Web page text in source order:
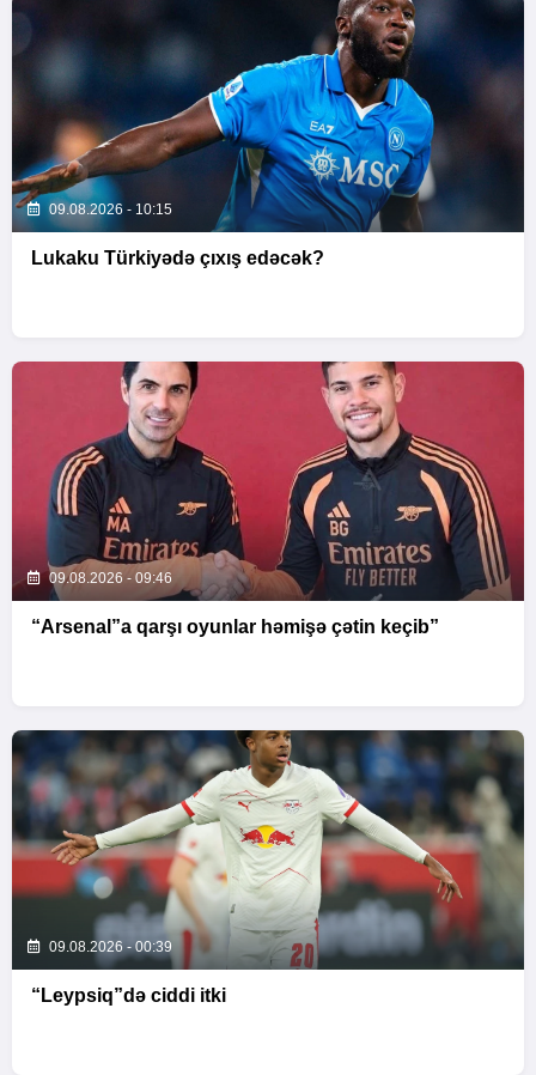
09.08.2026 - 10:15
Lukaku Türkiyədə çıxış edəcək?
09.08.2026 - 09:46
“Arsenal”a qarşı oyunlar həmişə çətin keçib”
09.08.2026 - 00:39
“Leypsiq”də ciddi itki